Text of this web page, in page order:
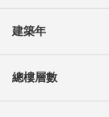
建築年
總樓層數